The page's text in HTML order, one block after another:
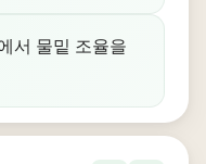
서 물밑 조율을